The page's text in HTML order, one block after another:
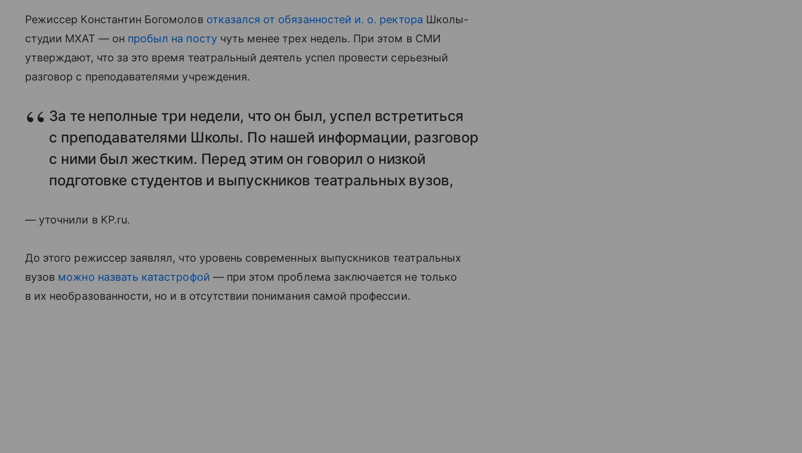
Режиссер Константин Богомолов отказался от обязанностей и. о. ректора Школы-
студии МХАТ — он пробыл на постучуть менее трех недель. При этом в СМИ
утверждают, что за это время театральный деятель успел провести серьезный
разговор с преподавателями учреждения.
За те неполные три недели, что он был, успел встретиться
с преподавателями Школы. По нашей информации, разговор
с ними был жестким. Перед этим он говорил о низкой
подготовке студентов и выпускников театральных вузов,
— уточнили в KP.ru.
До этого режиссер заявлял, что уровень современных выпускников театральных
вузов можно назвать катастрофой — при этом проблема заключается не только
в их необразованности, но и в отсутствии понимания самой профессии.